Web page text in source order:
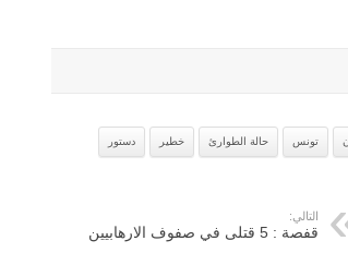
تونس حالة الطوارئ خطير دستور
التالي:
قفصة : 5 قتلى في صفوف الارهابيين